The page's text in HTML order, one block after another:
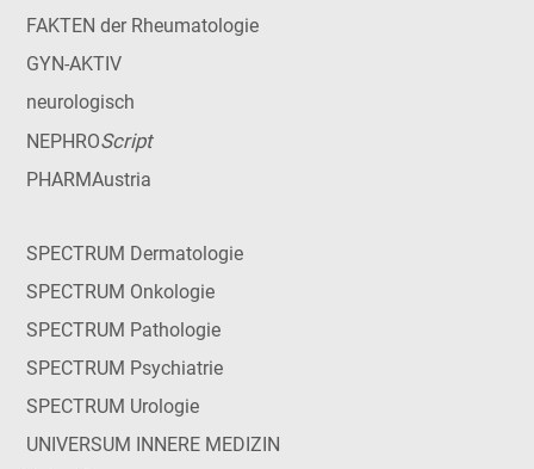
FAKTEN der Rheumatologie
GYN-AKTIV
neurologisch
NEPHROScript
PHARMAustria
SPECTRUM Dermatologie
SPECTRUM Onkologie
SPECTRUM Pathologie
SPECTRUM Psychiatrie
SPECTRUM Urologie
UNIVERSUM INNERE MEDIZIN